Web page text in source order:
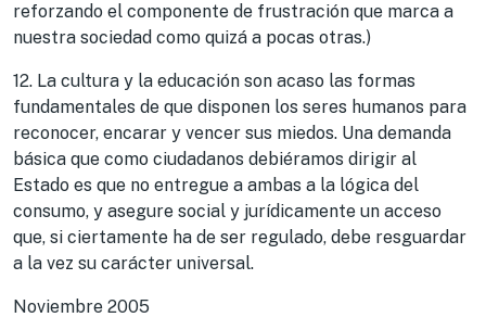
reforzando el componente de frustración que marca a
nuestra sociedad como quizá a pocas otras.)
12. La cultura y la educación son acaso las formas
fundamentales de que disponen los seres humanos para
reconocer, encarar y vencer sus miedos. Una demanda
básica que como ciudadanos debiéramos dirigir al
Estado es que no entregue a ambas a la lógica del
consumo, y asegure social y jurídicamente un acceso
que, si ciertamente ha de ser regulado, debe resguardar
a la vez su carácter universal.
Noviembre 2005